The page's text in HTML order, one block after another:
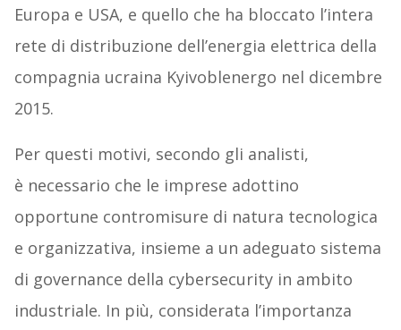
Europa e USA, e quello che ha bloccato l’intera
rete di distribuzione dell’energia elettrica della
compagnia ucraina Kyivoblenergo nel dicembre
2015.
Per questi motivi, secondo gli analisti,
è necessario che le imprese adottino
opportune contromisure di natura tecnologica
e organizzativa, insieme a un adeguato sistema
di governance della cybersecurity in ambito
industriale. In più, considerata l’importanza